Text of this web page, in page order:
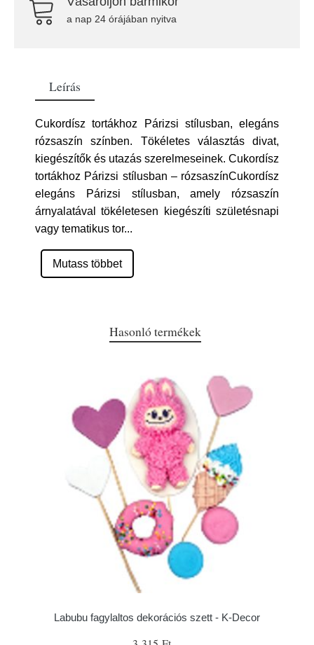
a nap 24 órájában nyitva
Leírás
Cukordísz tortákhoz Párizsi stílusban, elegáns
rózsaszín színben. Tökéletes választás divat,
kiegészítők és utazás szerelmeseinek. Cukordísz
tortákhoz Párizsi stílusban – rózsaszínCukordísz
elegáns Párizsi stílusban, amely rózsaszín
árnyalatával tökéletesen kiegészíti születésnapi
vagy tematikus tor...
Mutass többet
Hasonló termékek
Labubu fagylaltos dekorációs szett - K-Decor